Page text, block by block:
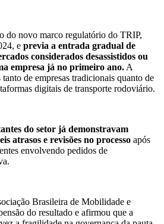
do novo marco regulatório do TRIP,
e previa a entrada gradual de
considerados desassistidos ou
empresa já no primeiro ano. A
de empresas tradicionais quanto de
digitais de transporte rodoviário.
do setor já demonstravam
atrasos e revisões no processo após
envolvendo pedidos de
Brasileira de Mobilidade e
do resultado e afirmou que a